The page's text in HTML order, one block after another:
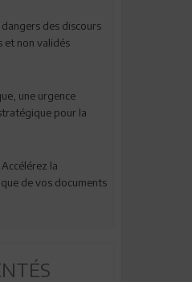
des discours
et non validés
une urgence
pour la
la
de vos documents